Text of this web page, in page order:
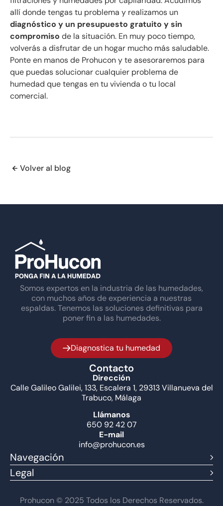
allí donde tengas tu problema y realizamos un
diagnóstico y un presupuesto gratuito y sin
compromiso de la situación. En muy poco tiempo,
volverás a disfrutar de un hogar mucho más saludable.
Ponte en manos de Prohucon y te asesoraremos para
que puedas solucionar cualquier problema de
humedad que tengas en tu vivienda o tu local
comercial.
Volver al blog
Somos expertos en la industria de las humedades,
con muchos años de experiencia a nuestras
espaldas. Tenemos las soluciones definitivas para
poner fin a las humedades.
Diagnostica tu humedad
Contacto
Dirección
Calle Galileo Galilei, 133, Escalera 1, 29313 Villanueva del
Trabuco, Málaga
Llámanos
650 92 42 07
E-mail
info@prohucon.es
Navegación
Legal
Prohucon © 2025 Todos los Derechos Reservados.